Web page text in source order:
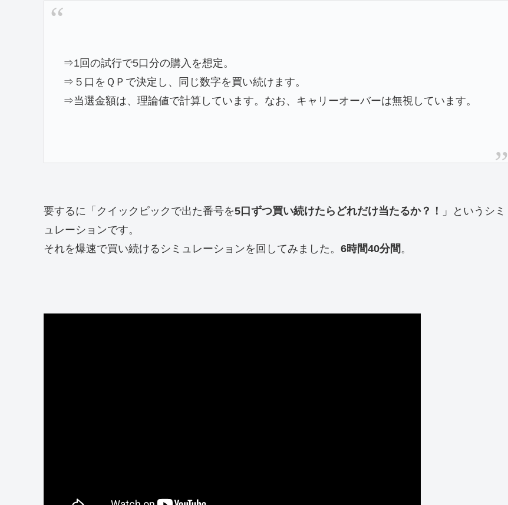
⇒1回の試行で5口分の購入を想定。
⇒５口をＱＰで決定し、同じ数字を買い続けます。
⇒当選金額は、理論値で計算しています。なお、キャリーオーバーは無視しています。
要するに「クイックピックで出た番号を5口ずつ買い続けたらどれだけ当たるか？！
」というシミ
ュレーションです。
それを爆速で買い続けるシミュレーションを回してみました。 6時間40分間 。